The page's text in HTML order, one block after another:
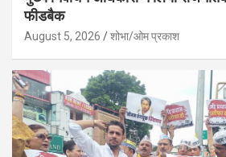
फीडबैक
August 5, 2026 शोभा/ओम प्रकाश